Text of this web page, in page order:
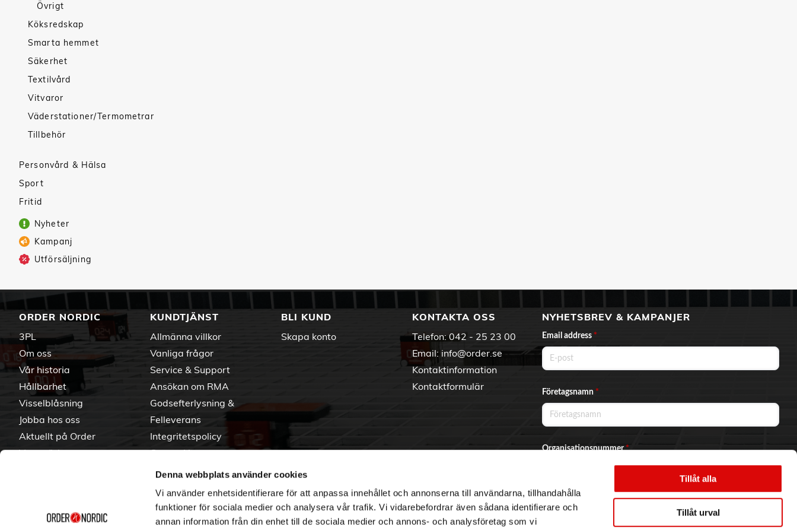
Denna webbplats använder cookies
Vi använder enhetsidentifierare för att anpassa innehållet och annonserna till användarna, tillhandahålla
funktioner för sociala medier och analysera vår trafik. Vi vidarebefordrar även sådana identifierare och
annan information från din enhet till de sociala medier och annons- och analysföretag som vi
Tillåt alla
Tillåt urval
Övrigt
Köksredskap
Smarta hemmet
Säkerhet
Textilvård
Vitvaror
Väderstationer/Termometrar
Tillbehör
Personvård & Hälsa
Sport
Fritid
Nyheter
Kampanj
Utförsäljning
ORDER NORDIC
3PL
Om oss
Vår historia
Hållbarhet
Visselblåsning
Jobba hos oss
Aktuellt på Order
Varumärken
KUNDTJÄNST
Allmänna villkor
Vanliga frågor
Service & Support
Ansökan om RMA
Godsefterlysning &
Felleverans
Integritetspolicy
Om cookies
BLI KUND
Skapa konto
KONTAKTA OSS
Telefon: 042 - 25 23 00
Email: info@order.se
Kontaktinformation
Kontaktformulär
NYHETSBREV & KAMPANJER
Email address *
Företagsnamn *
Organisationsnummer*
Ja, jag vill prenumerera på nyhetsbrevet.